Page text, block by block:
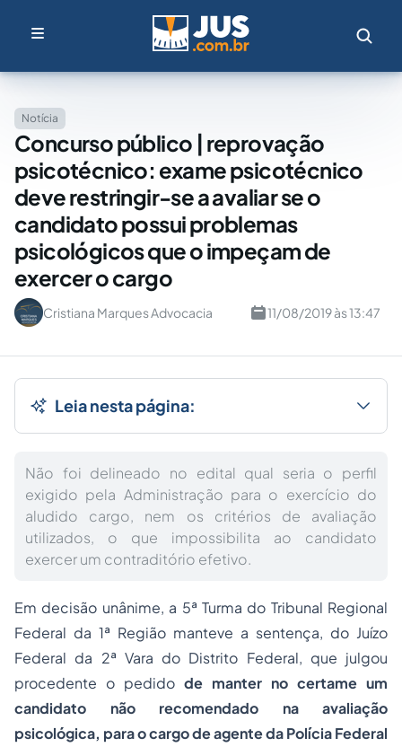
Notícia
Concurso público | reprovação
psicotécnico: exame psicotécnico
deve restringir-se a avaliar se o
candidato possui problemas
psicológicos que o impeçam de
exercer o cargo
Cristiana Marques Advocacia 11/08/2019 às 13:47
Leia nesta página:
Não foi delineado no edital qual seria o perfil
exigido pela Administração para o exercício do
aludido cargo, nem os critérios de avaliação
utilizados, o que impossibilita ao candidato
exercer um contraditório efetivo.
Em decisão unânime, a 5ª Turma do Tribunal Regional
Federal da 1ª Região manteve a sentença, do Juízo
Federal da 2ª Vara do Distrito Federal, que julgou
procedente o pedido de manter no certame um
candidato não recomendado na avaliação
psicológica, para o cargo de agente da Polícia Federal